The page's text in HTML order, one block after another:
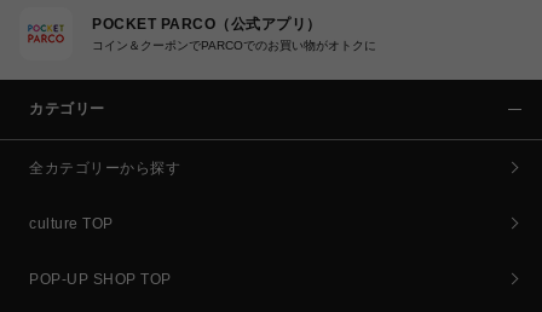
POCKET PARCO（公式アプリ）
コイン＆クーポンでPARCOでのお買い物がオトクに
カテゴリー
全カテゴリーから探す
culture TOP
POP-UP SHOP TOP